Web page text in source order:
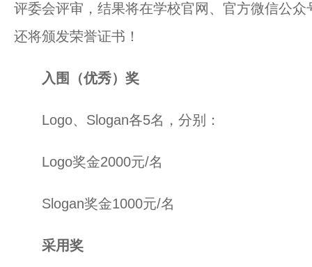
评委会评审，结果将在学校官网、官方微信公
还将颁发荣誉证书！
入围（优秀）奖
Logo、Slogan各5名，分别：
Logo奖金2000元/名
Slogan奖金1000元/名
采用奖